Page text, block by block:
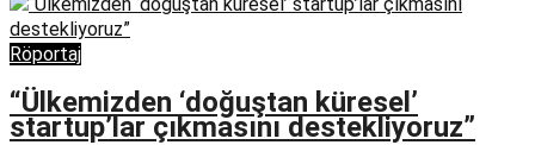
Röportaj
“Ülkemizden ‘doğuştan küresel’
startup’lar çıkmasını destekliyoruz”